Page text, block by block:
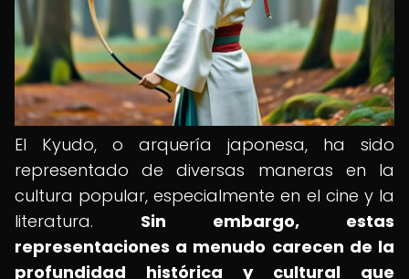
El Kyudo, o arquería japonesa, ha sido
representado de diversas maneras en la
cultura popular, especialmente en el cine y la
literatura. Sin embargo, estas
representaciones a menudo carecen de la
profundidad histórica y cultural que